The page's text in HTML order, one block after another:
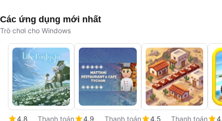
Các ứng dụng mới nhất
Trò chơi cho Windows
4.8 Thanh toán 4.9 Thanh toán 4.5 Thanh toán